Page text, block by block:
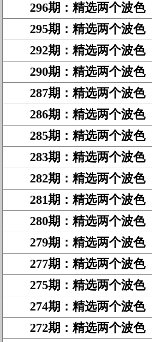
296期 ： 精选两个波色
295期 ： 精选两个波色
292期 ： 精选两个波色
290期 ： 精选两个波色
287期 ： 精选两个波色
286期 ： 精选两个波色
285期 ： 精选两个波色
283期 ： 精选两个波色
282期 ： 精选两个波色
281期 ： 精选两个波色
280期 ： 精选两个波色
279期 ： 精选两个波色
277期 ： 精选两个波色
275期 ： 精选两个波色
274期 ： 精选两个波色
272期 ： 精选两个波色